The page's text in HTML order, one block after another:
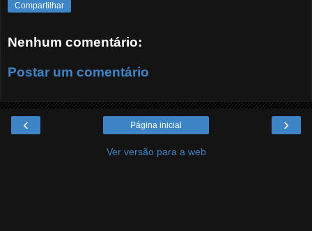
Compartilhar
Nenhum comentário:
Postar um comentário
‹ ›
Página inicial
Ver versão para a web